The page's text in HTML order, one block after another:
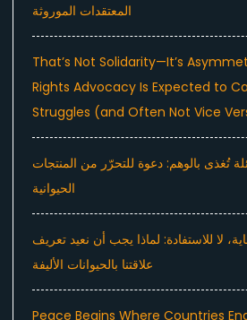
المعتقدات الموروثة
That’s Not Solidarity—It’s
Rights Advocacy Is Expected to
Struggles (and Often Not Vice
تُغذى بالوهم: دعوة للتحرّر من المنتجات
الحيوانية
لا للاستفادة: لماذا يجب أن نعيد تعريف
علاقتنا بالحيوانات الأليفة
Peace Begins Where Countries